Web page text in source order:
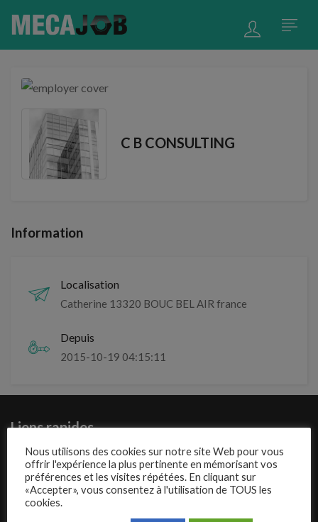
C B CONSULTING
Information
Localisation
Catherine 13320 BOUC BEL AIR france
Depuis
2015-10-19 04:15:11
Liens rapides
Présentation de Mecajob
Publier une annonce
Offres d’emploi
Nous utilisons des cookies sur notre site Web pour vous
offrir l'expérience la plus pertinente en mémorisant vos
préférences et les visites répétées. En cliquant sur
«Accepter», vous consentez à l'utilisation de TOUS les
cookies.